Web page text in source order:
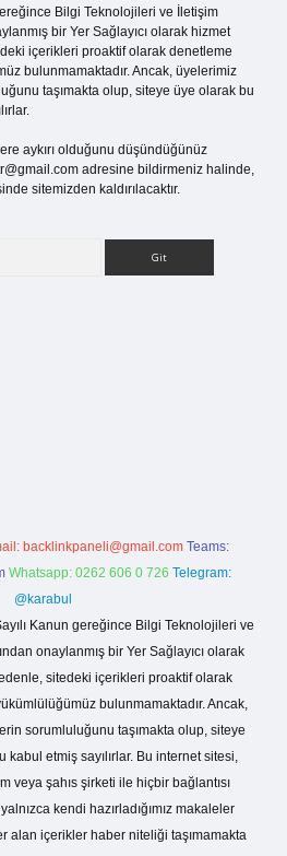
Bilgi Teknolojileri ve İletişim
bir Yer Sağlayıcı olarak hizmet
içerikleri proaktif olarak denetleme
bulunmamaktadır. Ancak, üyelerimiz
taşımakta olup, siteye üye olarak bu
aykırı olduğunu düşündüğünüz
adresine bildirmeniz halinde,
sitemizden kaldırılacaktır.
backlinkpaneli@gmail.com Teams:
Whatsapp: 0262 606 0 726 Telegram:
@karabul
Kanun gereğince Bilgi Teknolojileri ve
onaylanmış bir Yer Sağlayıcı olarak
sitedeki içerikleri proaktif olarak
bulunmamaktadır. Ancak,
sorumluluğunu taşımakta olup, siteye
etmiş sayılırlar. Bu internet sitesi,
veya şahıs şirketi ile hiçbir bağlantısı
kendi hazırladığımız makaleler
alan içerikler haber niteliği taşımamakta